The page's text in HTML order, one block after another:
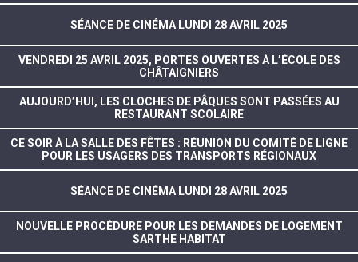
SÉANCE DE CINÉMA LUNDI 28 AVRIL 2025
VENDREDI 25 AVRIL 2025, PORTES OUVERTES À L’ÉCOLE DES
CHÂTAIGNIERS
AUJOURD’HUI, LES CLOCHES DE PÂQUES SONT PASSÉES AU
RESTAURANT SCOLAIRE
CE SOIR À LA SALLE DES FÊTES : RÉUNION DU COMITÉ DE LIGNE
POUR LES USAGERS DES TRANSPORTS RÉGIONAUX
SÉANCE DE CINÉMA LUNDI 28 AVRIL 2025
NOUVELLE PROCÉDURE POUR LES DEMANDES DE LOGEMENT
SARTHE HABITAT